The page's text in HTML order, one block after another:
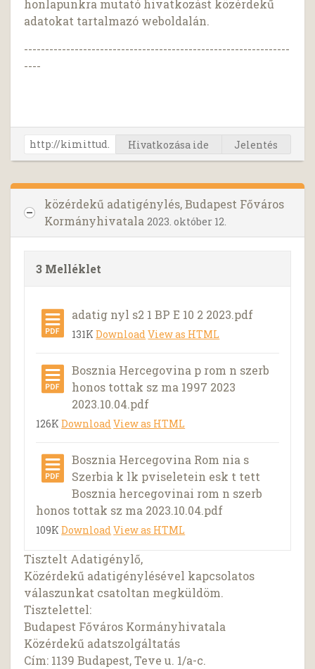
honlapunkra mutató hivatkozást közérdekű
adatokat tartalmazó weboldalán.
---------------------------------------------------------------
----
Hivatkozása ide Jelentés
közérdekű adatigénylés, Budapest Főváros
Kormányhivatala 2023. október 12.
3 Melléklet
adatig nyl s2 1 BP E 10 2 2023.pdf
131KDownloadView as HTML
Bosznia Hercegovina p rom n szerb
honos tottak sz ma 1997 2023
2023.10.04.pdf
126KDownloadView as HTML
Bosznia Hercegovina Rom nia s
Szerbia k lk pviseletein esk t tett
Bosznia hercegovinai rom n szerb
honos tottak sz ma 2023.10.04.pdf
109KDownloadView as HTML
Tisztelt Adatigénylő,
Közérdekű adatigénylésével kapcsolatos
válaszunkat csatoltan megküldöm.
Tisztelettel:
Budapest Főváros Kormányhivatala
Közérdekű adatszolgáltatás
Cím: 1139 Budapest, Teve u. 1/a-c.